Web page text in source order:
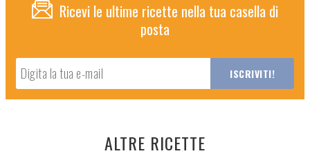
Ricevi le ultime ricette nella tua casella di
posta
ALTRE RICETTE